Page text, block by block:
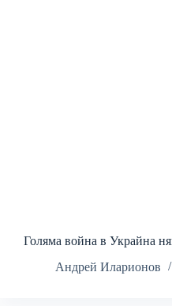
Голяма война в Украйна
Андрей Иларионов